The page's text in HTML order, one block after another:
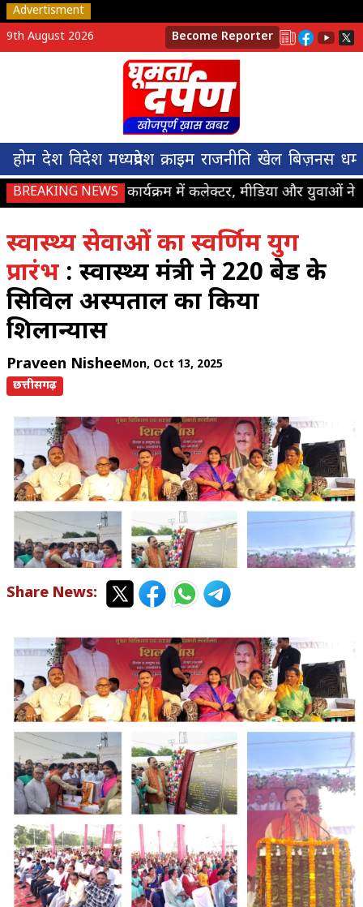
Advertisment
9th August 2026
Become Reporter
होम देश विदेश मध्यप्रदेश क्राइम राजनीति खेल बिज़नस धर्म
BREAKING NEWS
के वार्तालाप कार्यक्रम में कलेक्टर, मीडिया और युवाओं ने
स्वास्थ्य सेवाओं का स्वर्णिम युग
प्रारंभ : स्वास्थ्य मंत्री ने 220 बेड के
सिविल अस्पताल का किया
शिलान्यास
Praveen NisheeMon, Oct 13, 2025
छत्तीसगढ़
Share News: